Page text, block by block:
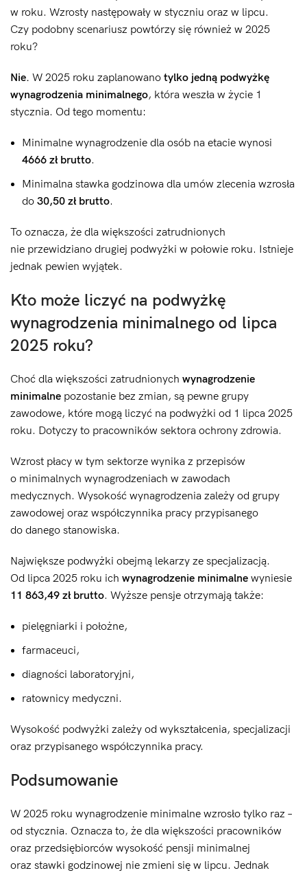
w roku. Wzrosty następowały w styczniu oraz w lipcu.
Czy podobny scenariusz powtórzy się również w 2025
roku?
Nie. W 2025 roku zaplanowano tylko jedną podwyżkę
wynagrodzenia minimalnego, która weszła w życie 1
stycznia. Od tego momentu:
Minimalne wynagrodzenie dla osób na etacie wynosi
4666 zł brutto.
Minimalna stawka godzinowa dla umów zlecenia wzrosła
do 30,50 zł brutto.
To oznacza, że dla większości zatrudnionych
nie przewidziano drugiej podwyżki w połowie roku. Istnieje
jednak pewien wyjątek.
Kto może liczyć na podwyżkę
wynagrodzenia minimalnego od lipca
2025 roku?
Choć dla większości zatrudnionych wynagrodzenie
minimalne pozostanie bez zmian, są pewne grupy
zawodowe, które mogą liczyć na podwyżki od 1 lipca 2025
roku. Dotyczy to pracowników sektora ochrony zdrowia.
Wzrost płacy w tym sektorze wynika z przepisów
o minimalnych wynagrodzeniach w zawodach
medycznych. Wysokość wynagrodzenia zależy od grupy
zawodowej oraz współczynnika pracy przypisanego
do danego stanowiska.
Największe podwyżki obejmą lekarzy ze specjalizacją.
Od lipca 2025 roku ich wynagrodzenie minimalne wyniesie
11 863,49 zł brutto. Wyższe pensje otrzymają także:
pielęgniarki i położne,
farmaceuci,
diagności laboratoryjni,
ratownicy medyczni.
Wysokość podwyżki zależy od wykształcenia, specjalizacji
oraz przypisanego współczynnika pracy.
Podsumowanie
W 2025 roku wynagrodzenie minimalne wzrosło tylko raz –
od stycznia. Oznacza to, że dla większości pracowników
oraz przedsiębiorców wysokość pensji minimalnej
oraz stawki godzinowej nie zmieni się w lipcu. Jednak